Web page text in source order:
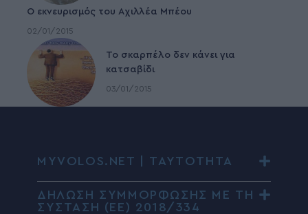
Ο εκνευρισμός του Αχιλλέα Μπέου
02/01/2015
To σκαρπέλο δεν κάνει για
κατσαβίδι
03/01/2015
MYVOLOS.NET | ΤΑΥΤΟΤΗΤΑ
ΔΗΛΩΣΗ ΣΥΜΜΟΡΦΩΣΗΣ ΜΕ ΤΗ
ΣΥΣΤΑΣΗ (ΕΕ) 2018/334